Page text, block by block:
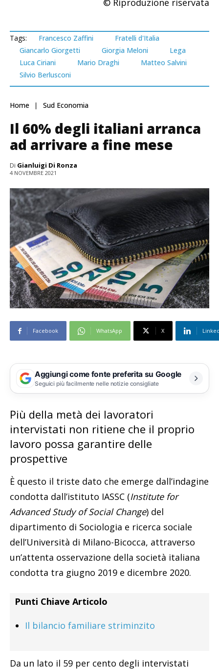
© Riproduzione riservata
Tags: Francesco Zaffini
Fratelli d'Italia
Giancarlo Giorgetti
Giorgia Meloni
Lega
Luca Ciriani
Mario Draghi
Matteo Salvini
Silvio Berlusconi
Home Sud Economia
Il 60% degli italiani arranca
ad arrivare a fine mese
Di Gianluigi Di Ronza
4 NOVEMBRE 2021
Facebook WhatsApp X
Aggiungi come fonte preferita su Google
Seguici più facilmente nelle notizie consigliate
Più della metà dei lavoratori
intervistati non ritiene che il proprio
lavoro possa garantire delle
prospettive
È questo il triste dato che emerge dall’indagine
condotta dall’istituto IASSC (Institute for
Advanced Study of Social Change) del
dipartimento di Sociologia e ricerca sociale
dell’Università di Milano-Bicocca, attraverso
un’attenta osservazione della società italiana
condotta tra giugno 2019 e dicembre 2020.
Punti Chiave Articolo
Il bilancio familiare striminzito
Da un lato il 59 per cento degli intervistati